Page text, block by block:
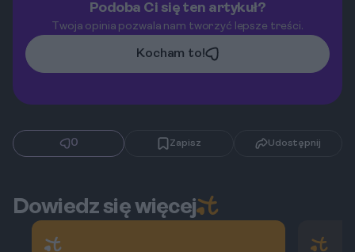
Podoba Ci się ten artykuł?
Twoja opinia pozwala nam tworzyć lepsze treści.
Kocham to!
0 Zapisz Udostępnij
Dowiedz się więcej